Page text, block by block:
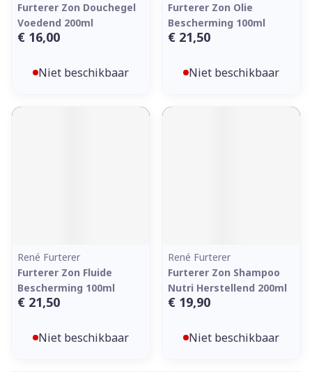
Furterer Zon Douchegel
Voedend 200ml
€ 16,00
Niet beschikbaar
Furterer Zon Olie
Bescherming 100ml
€ 21,50
Niet beschikbaar
René Furterer
Furterer Zon Fluide
Bescherming 100ml
€ 21,50
Niet beschikbaar
René Furterer
Furterer Zon Shampoo
Nutri Herstellend 200ml
€ 19,90
Niet beschikbaar